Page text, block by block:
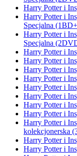
Harry Potter i
Harry Potter i
Specjalna
Harry Potter i
Specjalna
Harry Potter i
Harry Potter i
Harry Potter i
Harry Potter i
Harry Potter i
Harry Potter i
Harry Potter i
Harry Potter i
Harry Potter i
kolekcjonerska
Harry Potter i
Harry Potter i